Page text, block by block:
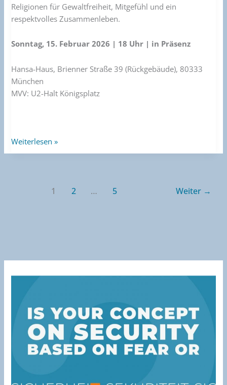
Religionen für Gewaltfreiheit, Mitgefühl und ein
respektvolles Zusammenleben.
Sonntag, 15. Februar 2026 | 18 Uhr | in Präsenz
Hansa-Haus, Brienner Straße 39 (Rückgebäude), 80333
München
MVV: U2-Halt Königsplatz
Weiterlesen »
1 2 … 5 Weiter →